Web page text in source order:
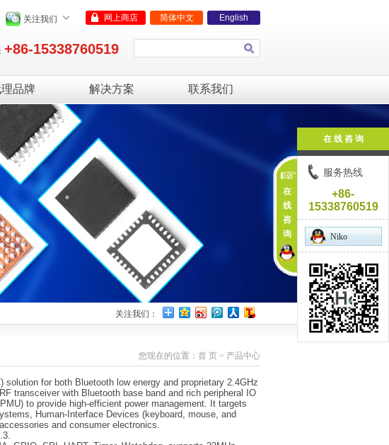
关注我们 网上商店 简体中文 English
+86-15338760519
品牌 解决方案 联系我们
关注我们：
您现在的位置： 首 页 > 产品中心
for both Bluetooth low energy and proprietary 2.4GHz
transceiver with Bluetooth base band and rich peripheral IO
to provide high-efficient power management. It targets
Human-Interface Devices (keyboard, mouse, and
and consumer electronics.
在 线 咨 询
在
线
咨
询
服务热线
+86-
15338760519
Niko